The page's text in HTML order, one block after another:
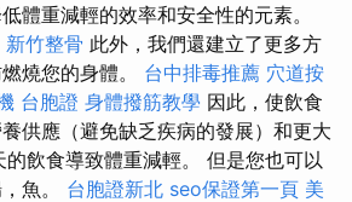
體重減輕的效率和安全性的元素。
新竹整骨 此外，我們還建立了更多方
燒您的身體。 台中排毒推薦 穴道按
台胞證 身體撥筋教學 因此，使飲食
供應（避免缺乏疾病的發展）和更大
飲食導致體重減輕。 但是您也可以
魚。 台胞證新北 seo保證第一頁 美